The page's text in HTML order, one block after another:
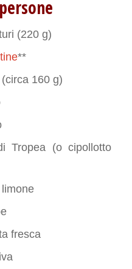
(220 g)
**
160 g)
Tropea (o cipollotto
fresca